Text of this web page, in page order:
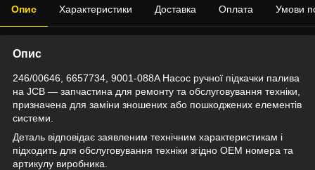
Опис Характеристики Доставка Оплата Умови
Опис
246/00646, 6657734, 9001-088A Насос ручної підкачки палива
на JCB — запчастина для ремонту та обслуговування техніки,
призначена для заміни зношених або пошкоджених елементів
системи.
Деталь відповідає заявленим технічним характеристикам і
підходить для обслуговування техніки згідно OEM номера та
артикулу виробника.